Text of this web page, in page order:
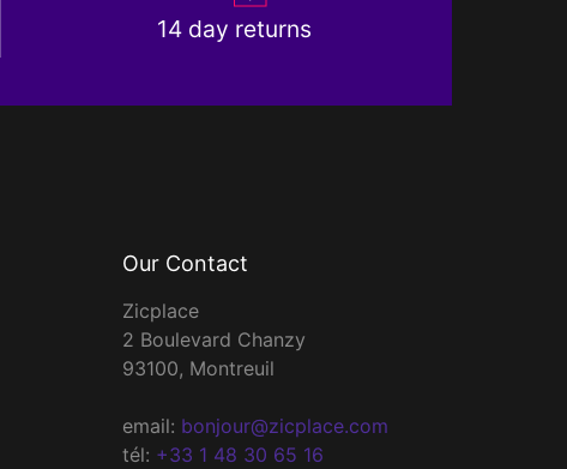
14 day returns
Our Contact
Zicplace
2 Boulevard Chanzy
93100, Montreuil
email: bonjour@zicplace.com
tél: +33 1 48 30 65 16